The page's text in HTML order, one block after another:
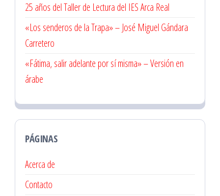
25 años del Taller de Lectura del IES Arca Real
«Los senderos de la Trapa» – José Miguel Gándara
Carretero
«Fátima, salir adelante por sí misma» – Versión en
árabe
PÁGINAS
Acerca de
Contacto